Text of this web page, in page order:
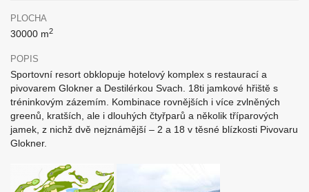
PLOCHA
30000 m2
POPIS
Sportovní resort obklopuje hotelový komplex s restaurací a
pivovarem Glokner a Destilérkou Svach. 18ti jamkové hřiště s
tréninkovým zázemím. Kombinace rovnějších i více zvlněných
greenů, kratších, ale i dlouhých čtyřparů a několik tříparových
jamek, z nichž dvě nejznámější – 2 a 18 v těsné blízkosti Pivovaru
Glokner.